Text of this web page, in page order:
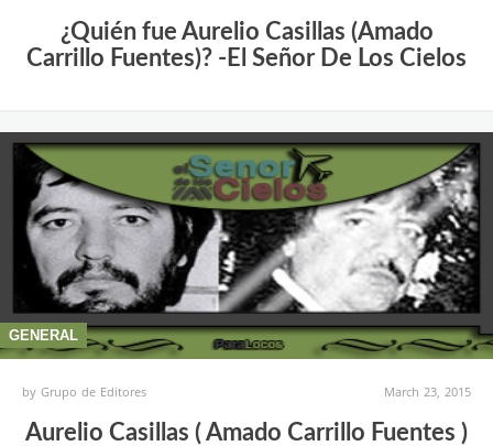
¿Quién fue Aurelio Casillas (Amado
Carrillo Fuentes)? -El Señor De Los Cielos
GENERAL
byGrupo de Editores March 23, 2015
Aurelio Casillas ( Amado Carrillo Fuentes )